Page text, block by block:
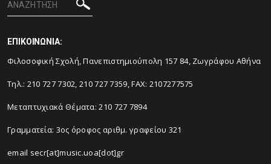
ΕΠΙΚΟΙΝΩΝΙΑ:
Φιλοσοφική Σχολή, Πανεπιστημιούπολη 157 84, Ζωγράφου Αθήνα
Τηλ.: 210 727 7302, 210 727 7359, FAX: 2107277575
Μεταπτυχιακά Θέματα: 210 727 7894
Γραμματεία: 3ος όροφος αριθμ. γραφείου 321
email secr[at]music.uoa[dot]gr